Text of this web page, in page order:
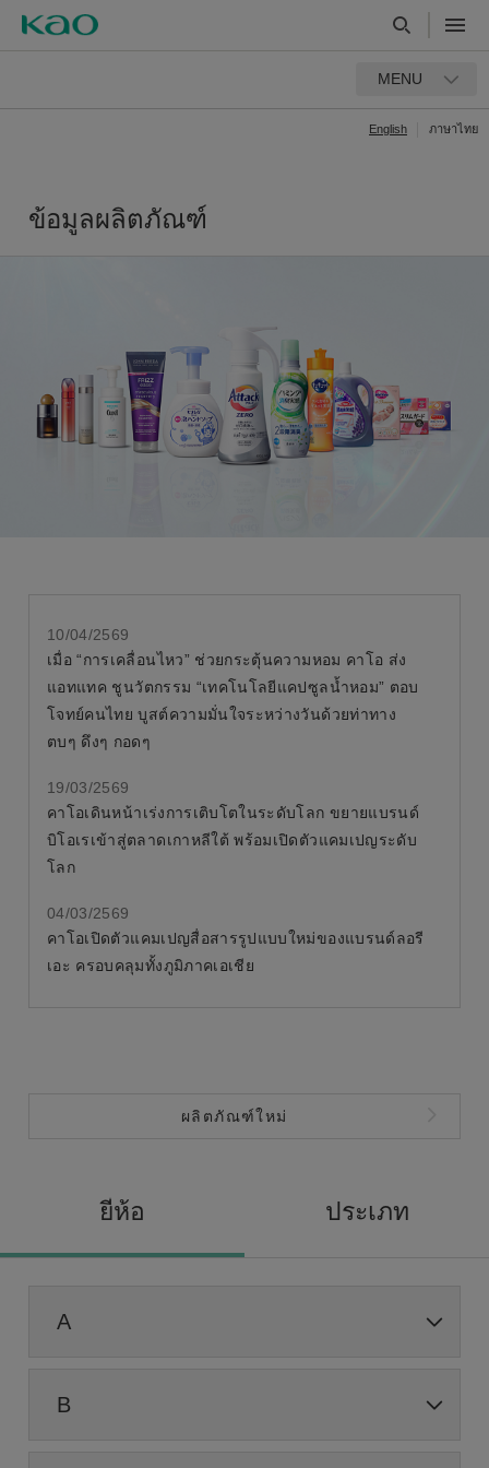
MENU
English ภาษาไทย
ข้อมูลผลิตภัณฑ์
10/04/2569
เมื่อ “การเคลื่อนไหว” ช่วยกระตุ้นความหอม คาโอ ส่ง
แอทแทค ชูนวัตกรรม “เทคโนโลยีแคปซูลน้ำหอม” ตอบ
โจทย์คนไทย บูสต์ความมั่นใจระหว่างวันด้วยท่าทาง
ตบๆ ดึงๆ กอดๆ
19/03/2569
คาโอเดินหน้าเร่งการเติบโตในระดับโลก ขยายแบรนด์
บิโอเรเข้าสู่ตลาดเกาหลีใต้ พร้อมเปิดตัวแคมเปญระดับ
โลก
04/03/2569
คาโอเปิดตัวแคมเปญสื่อสารรูปแบบใหม่ของแบรนด์ลอรี
เอะ ครอบคลุมทั้งภูมิภาคเอเชีย
ผลิตภัณฑ์ใหม่
ยี่ห้อ ประเภท
A
B